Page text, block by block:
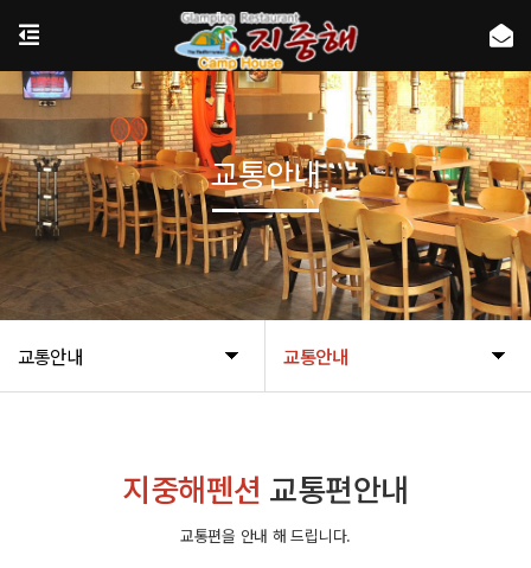
교통안내 교통안내
교통안내
지중해펜션 교통편안내
교통편을 안내 해 드립니다.